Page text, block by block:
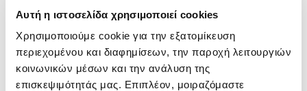
Αυτή η ιστοσελίδα χρησιμοποιεί cookies
Χρησιμοποιούμε cookie για την εξατομίκευση
περιεχομένου και διαφημίσεων, την παροχή λειτουργιών
κοινωνικών μέσων και την ανάλυση της
επισκεψιμότητάς μας. Επιπλέον, μοιραζόμαστε